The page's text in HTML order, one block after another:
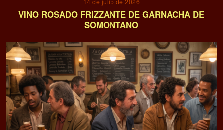
14 de julio de 2026
VINO ROSADO FRIZZANTE DE GARNACHA DE
SOMONTANO